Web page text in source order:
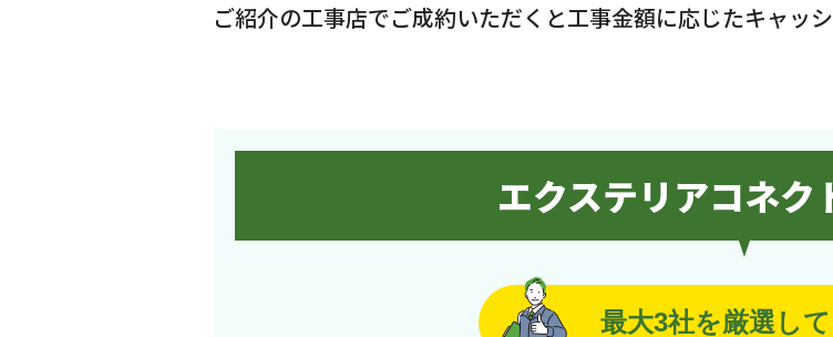
ご紹介の工事店でご成約いただくと工事金額に応じたキャッ
エクステリアコネク
最大3社を厳選し